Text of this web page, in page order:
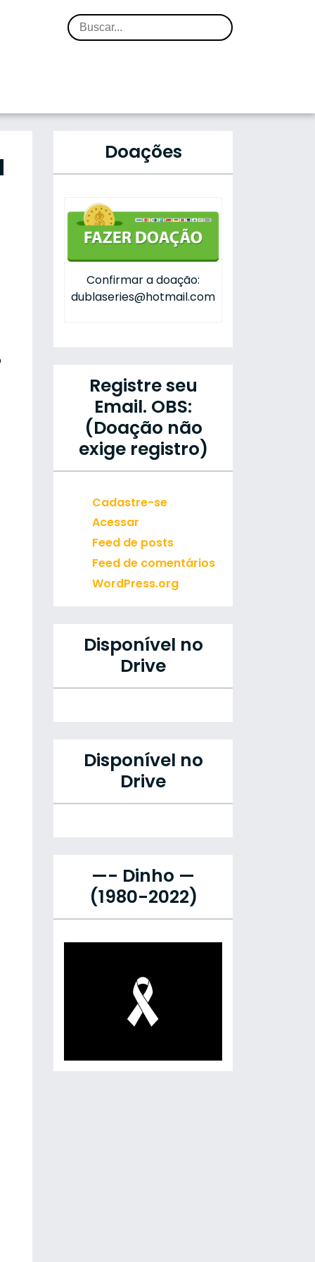
Doações
Confirmar a doação:
dublaseries@hotmail.com
Registre seu
Email. OBS:
(Doação não
exige registro)
Cadastre-se
Acessar
Feed de posts
Feed de comentários
WordPress.org
Disponível no
Drive
Disponível no
Drive
—- Dinho —
(1980-2022)